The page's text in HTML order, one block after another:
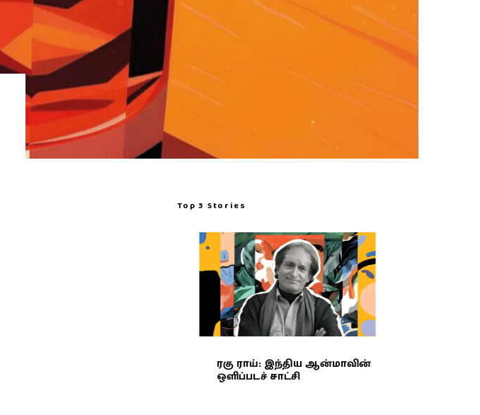
Top 3 Stories
ரகு ராய்: இந்திய ஆன்மாவின்
ஒளிப்படச் சாட்சி